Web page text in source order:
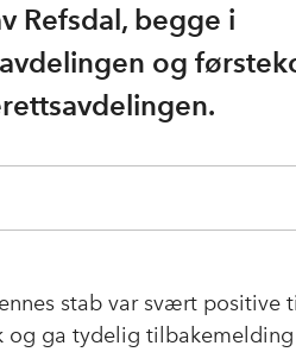
Refsdal, begge i
og
stab var svært positive
ga tydelig